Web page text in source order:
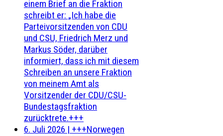
einem Brief an die Fraktion
schreibt er: „Ich habe die
Parteivorsitzenden von CDU
und CSU, Friedrich Merz und
Markus Söder, darüber
informiert, dass ich mit diesem
Schreiben an unsere Fraktion
von meinem Amt als
Vorsitzender der CDU/CSU-
Bundestagsfraktion
zurücktrete.+++
6. Juli 2026 | +++Norwegen